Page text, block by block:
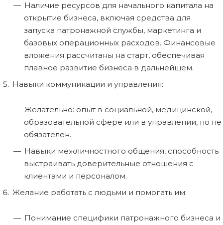
Наличие ресурсов для начального капитала на
открытие бизнеса, включая средства для
запуска патронажной службы, маркетинга и
базовых операционных расходов. Финансовые
вложения рассчитаны на старт, обеспечивая
плавное развитие бизнеса в дальнейшем.
Навыки коммуникации и управления:
Желательно: опыт в социальной, медицинской,
образовательной сфере или в управлении, но не
обязателен.
Навыки межличностного общения, способность
выстраивать доверительные отношения с
клиентами и персоналом.
Желание работать с людьми и помогать им:
Понимание специфики патронажного бизнеса и